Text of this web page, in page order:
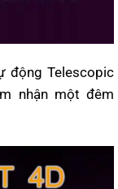
động Telescopic
nhận một đêm